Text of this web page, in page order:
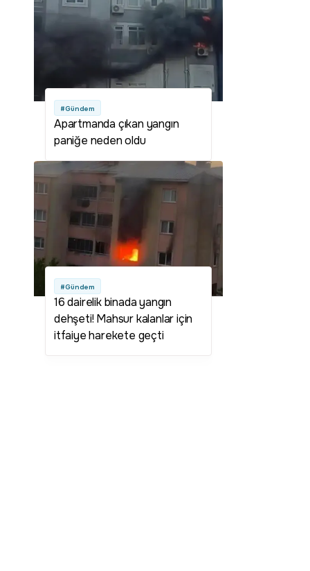
#Gündem
Apartmanda çıkan yangın
paniğe neden oldu
#Gündem
16 dairelik binada yangın
dehşeti! Mahsur kalanlar için
itfaiye harekete geçti